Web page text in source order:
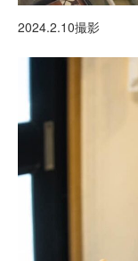
2024.2.10撮影